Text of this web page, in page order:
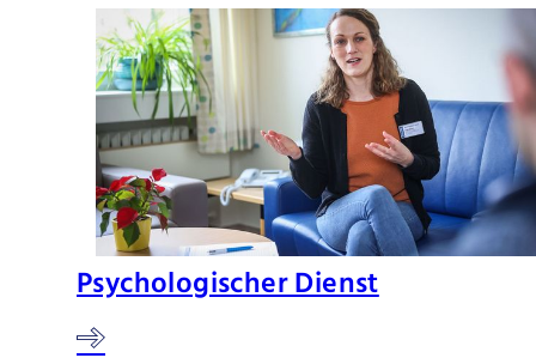
Psychologischer Dienst